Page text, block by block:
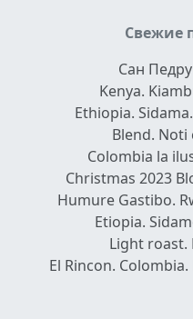
Свежие
Сан
Kenya.
Ethiopia.
Blend.
Colombia la
Christmas 2023
Humure Gastibo.
Etiopia.
Light roast.
El Rincon.